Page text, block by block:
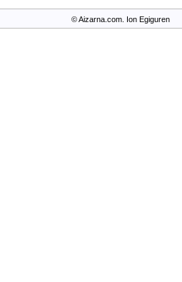
© Aizarna.com. Ion Egiguren